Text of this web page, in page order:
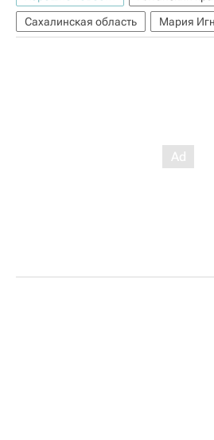
Сахалинская область
Мария